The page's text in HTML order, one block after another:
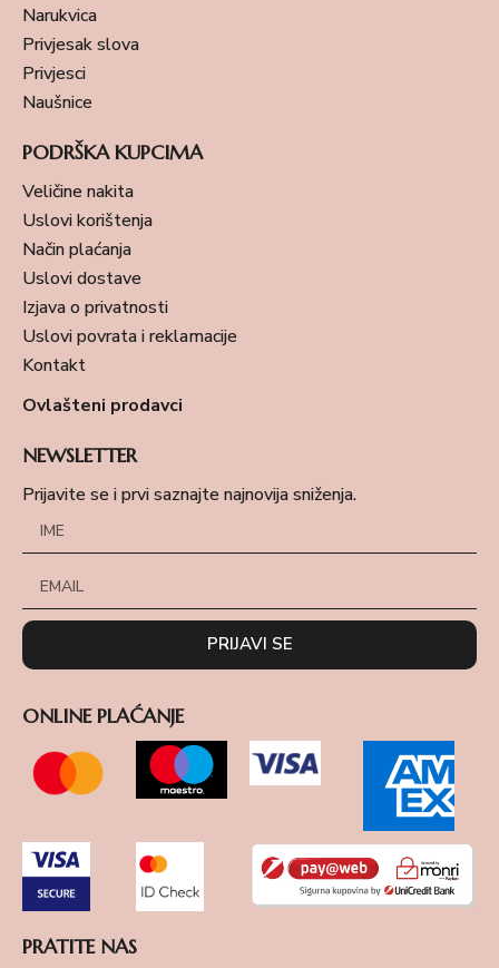
Narukvica
Privjesak slova
Privjesci
Naušnice
PODRŠKA KUPCIMA
Veličine nakita
Uslovi korištenja
Način plaćanja
Uslovi dostave
Izjava o privatnosti
Uslovi povrata i reklamacije
Kontakt
Ovlašteni prodavci
NEWSLETTER
Prijavite se i prvi saznajte najnovija sniženja.
PRIJAVI SE
ONLINE PLAĆANJE
PRATITE NAS